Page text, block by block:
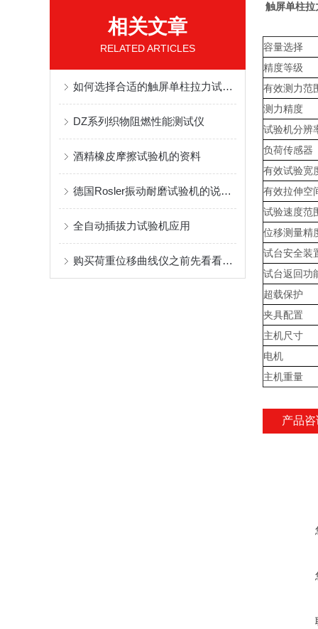
相关文章
RELATED ARTICLES
如何选择合适的触屏单柱拉力试验机进行材料性能测试？
DZ系列织物阻燃性能测试仪
酒精橡皮摩擦试验机的资料
德国Rosler振动耐磨试验机的说明书
全自动插拔力试验机应用
购买荷重位移曲线仪之前先看看有没有这些优点
触屏单柱拉
容量选择
精度等级
有效测力范
测力精度
试验机分辨
负荷传感器
有效试验宽
有效拉伸空
试验速度范
位移测量精
试台安全装
试台返回功
超载保护
夹具配置
主机尺寸
电机
主机重量
产品